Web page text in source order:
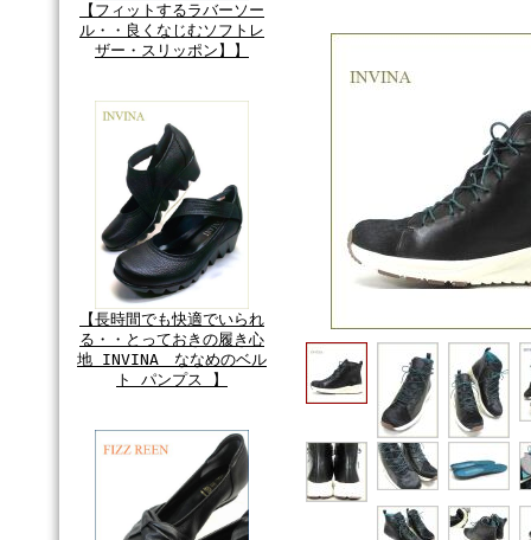
【フィットするラバーソー
ル・・良くなじむソフトレ
ザー・スリッポン】】
【長時間でも快適でいられ
る・・とっておきの履き心
地 INVINA ななめのベル
ト パンプス 】